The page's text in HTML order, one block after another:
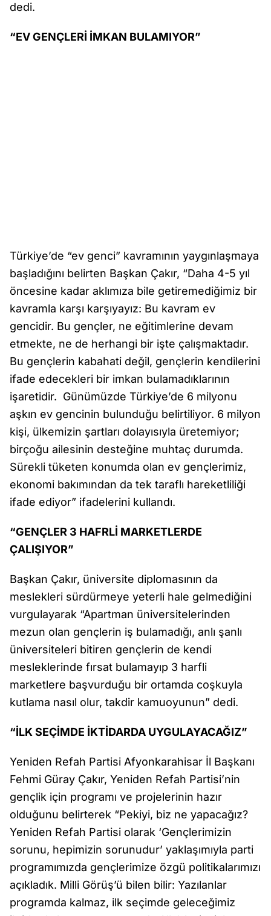
dedi.
“EV GENÇLERİ İMKAN BULAMIYOR”
Türkiye’de “ev genci” kavramının yaygınlaşmaya
başladığını belirten Başkan Çakır, “Daha 4-5 yıl
öncesine kadar aklımıza bile getiremediğimiz bir
kavramla karşı karşıyayız: Bu kavram ev
gencidir. Bu gençler, ne eğitimlerine devam
etmekte, ne de herhangi bir işte çalışmaktadır.
Bu gençlerin kabahati değil, gençlerin kendilerini
ifade edecekleri bir imkan bulamadıklarının
işaretidir. Günümüzde Türkiye’de 6 milyonu
aşkın ev gencinin bulunduğu belirtiliyor. 6 milyon
kişi, ülkemizin şartları dolayısıyla üretemiyor;
birçoğu ailesinin desteğine muhtaç durumda.
Sürekli tüketen konumda olan ev gençlerimiz,
ekonomi bakımından da tek taraflı hareketliliği
ifade ediyor” ifadelerini kullandı.
“GENÇLER 3 HAFRLİ MARKETLERDE
ÇALIŞIYOR”
Başkan Çakır, üniversite diplomasının da
meslekleri sürdürmeye yeterli hale gelmediğini
vurgulayarak “Apartman üniversitelerinden
mezun olan gençlerin iş bulamadığı, anlı şanlı
üniversiteleri bitiren gençlerin de kendi
mesleklerinde fırsat bulamayıp 3 harfli
marketlere başvurduğu bir ortamda coşkuyla
kutlama nasıl olur, takdir kamuoyunun” dedi.
“İLK SEÇİMDE İKTİDARDA UYGULAYACAĞIZ”
Yeniden Refah Partisi Afyonkarahisar İl Başkanı
Fehmi Güray Çakır, Yeniden Refah Partisi’nin
gençlik için programı ve projelerinin hazır
olduğunu belirterek “Pekiyi, biz ne yapacağız?
Yeniden Refah Partisi olarak ‘Gençlerimizin
sorunu, hepimizin sorunudur’ yaklaşımıyla parti
programımızda gençlerimize özgü politikalarımızı
açıkladık. Milli Görüş’ü bilen bilir: Yazılanlar
programda kalmaz, ilk seçimde geleceğimiz